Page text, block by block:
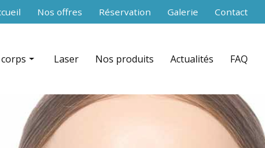
Nos offres Réservation Galerie Contact
aiguilles)
RF Shaper contouring par zone
+ infrarouge par zone
Laser Nos produits Actualités FAQ